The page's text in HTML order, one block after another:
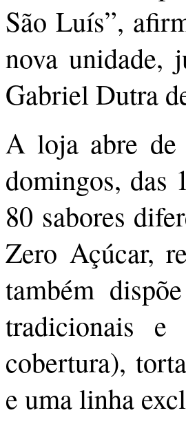
São Luís”,
nova unidade,
Gabriel Dutra
A loja abre de
domingos, das
80 sabores
Zero Açúcar,
também
tradicionais
cobertura),
e uma linha